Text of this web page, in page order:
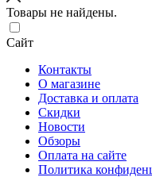
Товары не найдены.
Сайт
Контакты
О магазине
Доставка и оплата
Скидки
Новости
Обзоры
Оплата на сайте
Политика